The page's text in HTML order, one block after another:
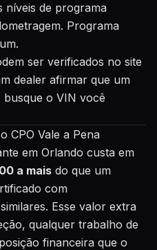
níveis de programa
Programa
ser verificados no site
dealer afirmar que um
o VIN você
CPO Vale a Pena
em Orlando custa em
a mais do que um
com
Esse valor extra
qualquer trabalho de
financeira que o